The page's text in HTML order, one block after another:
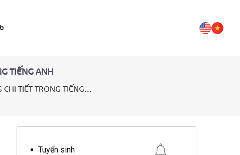
TIẾNG ANH
CHI TIẾT TRONG TIẾNG...
Tuyển sinh